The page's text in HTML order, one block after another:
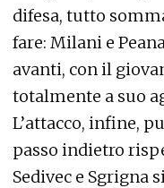
difesa, tutto
fare: Milani e
avanti, con il
totalmente a suo
L’attacco, infine,
passo indietro
Sedivec e Sgrigna